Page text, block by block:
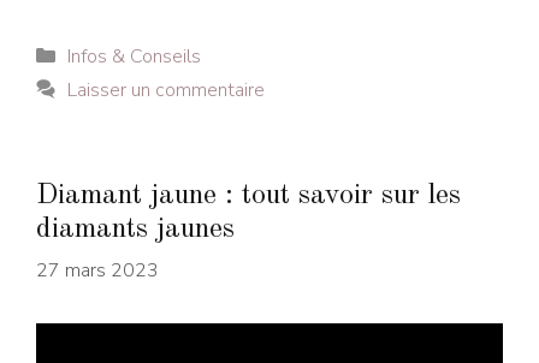
Catégories
Infos & Conseils
Laisser un commentaire
Diamant jaune : tout savoir sur les
diamants jaunes
27 mars 2023